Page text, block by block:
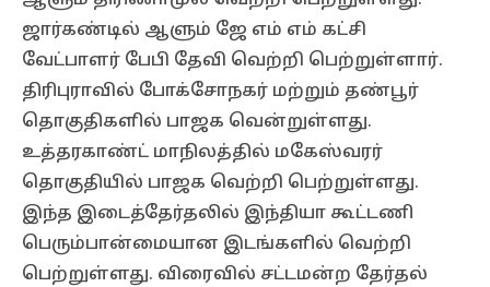
ஜார்கண்டில் ஆளும் ஜே எம் எம் கட்சி
வேட்பாளர் பேபி தேவி வெற்றி பெற்றுள்ளார்.
திரிபுராவில் போக்சோநகர் மற்றும் தண்பூர்
தொகுதிகளில் பாஜக வென்றுள்ளது.
உத்தரகாண்ட் மாநிலத்தில் மகேஸ்வரர்
தொகுதியில் பாஜக வெற்றி பெற்றுள்ளது.
இந்த இடைத்தேர்தலில் இந்தியா கூட்டணி
பெரும்பான்மையான இடங்களில் வெற்றி
பெற்றுள்ளது. விரைவில் சட்டமன்ற தேர்தல்